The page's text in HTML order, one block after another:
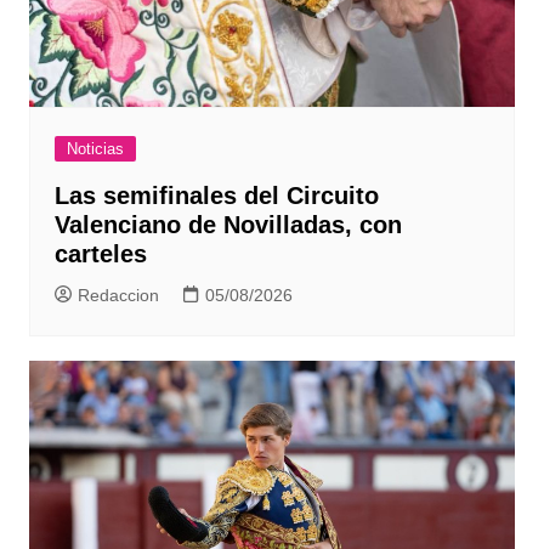
Noticias
Las semifinales del Circuito
Valenciano de Novilladas, con
carteles
Redaccion 05/08/2026